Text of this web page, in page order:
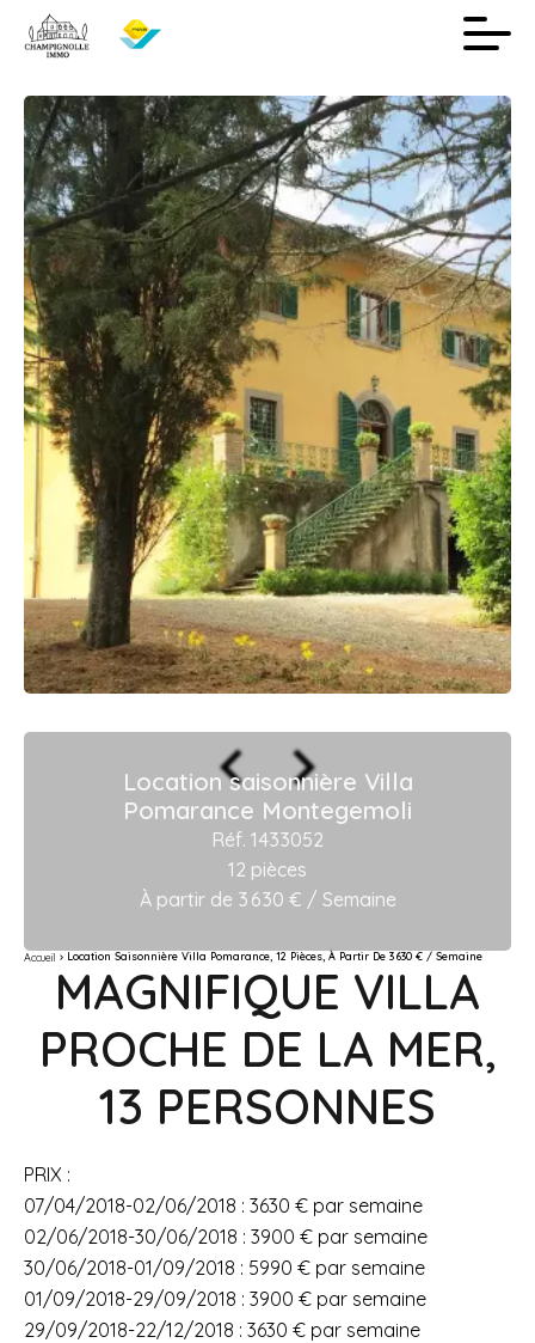
Location saisonnière Villa
Pomarance Montegemoli
Réf. 1433052
12 pièces
À partir de 3 630 € / Semaine
Accueil Location Saisonnière Villa Pomarance, 12 Pièces, À Partir De 3 630 € / Semaine
MAGNIFIQUE VILLA
PROCHE DE LA MER,
13 PERSONNES
PRIX :
07/04/2018-02/06/2018 : 3630 € par semaine
02/06/2018-30/06/2018 : 3900 € par semaine
30/06/2018-01/09/2018 : 5990 € par semaine
01/09/2018-29/09/2018 : 3900 € par semaine
29/09/2018-22/12/2018 : 3630 € par semaine